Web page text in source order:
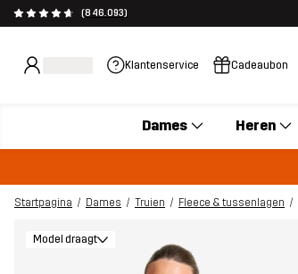
(846.093)
Klantenservice Cadeaubon
Dames Heren
Startpagina Dames Truien Fleece & tussenlagen
Model draagt